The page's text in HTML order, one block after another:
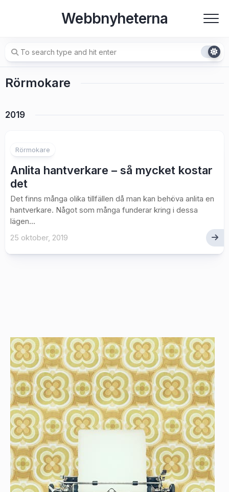
Webbnyheterna
Rörmokare
2019
Rörmokare
Anlita hantverkare – så mycket kostar
det
Det finns många olika tillfällen då man kan behöva anlita en
hantverkare. Något som många funderar kring i dessa
lägen...
25 oktober, 2019